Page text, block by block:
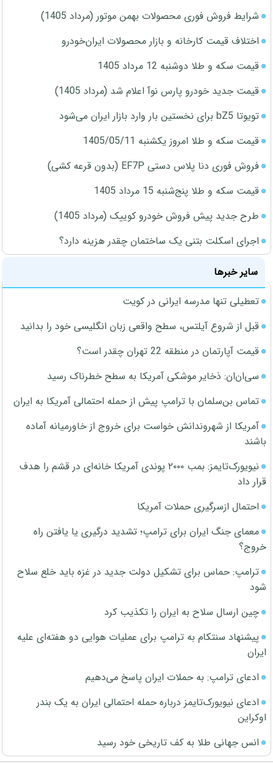
شرایط فروش فوری محصولات بهمن موتور (مرداد 1405)
اختلاف قیمت کارخانه و بازار محصولات ایران‌خودرو
قیمت سکه و طلا دوشنبه 12 مرداد 1405
قیمت جدید خودرو پارس نوآ اعلام شد (مرداد 1405)
تویوتا bZ5 برای نخستین بار وارد بازار ایران می‌شود
قیمت سکه و طلا امروز یکشنبه 1405/05/11
فروش فوری دنا پلاس دستی EF7P (بدون قرعه کشی)
قیمت سکه و طلا پنج‌شنبه 15 مرداد 1405
طرح جدید پیش فروش خودرو کوییک (مرداد 1405)
اجرای اسکلت بتنی یک ساختمان چقدر هزینه دارد؟
سایر خبرها
تعطیلی تنها مدرسه ایرانی در کویت
قبل از شروع آیلتس، سطح واقعی زبان انگلیسی خود را بدانید
قیمت آپارتمان در منطقه 22 تهران چقدر است؟
سی‌ان‌ان: ذخایر موشکی آمریکا به سطح خطرناک رسید
تماس بن‌سلمان با ترامپ پیش از حمله احتمالی آمریکا به ایران
آمریکا از شهروندانش خواست برای خروج از خاورمیانه آماده
باشند
نیویورک‌تایمز: بمب ۲۰۰۰ پوندی آمریکا خانه‌ای در قشم را هدف
قرار داد
احتمال ازسرگیری حملات آمریکا
معمای جنگ ایران برای ترامپ؛ تشدید درگیری یا یافتن راه
خروج؟
ترامپ: حماس برای تشکیل دولت جدید در غزه باید خلع سلاح
شود
چین ارسال سلاح به ایران را تکذیب کرد
پیشنهاد سنتکام به ترامپ برای عملیات هوایی دو هفته‌ای علیه
ایران
ادعای ترامپ: به حملات ایران پاسخ می‌دهیم
ادعای نیویورک‌تایمز درباره حمله احتمالی ایران به یک بندر
اوکراین
انس جهانی طلا به کف تاریخی خود رسید